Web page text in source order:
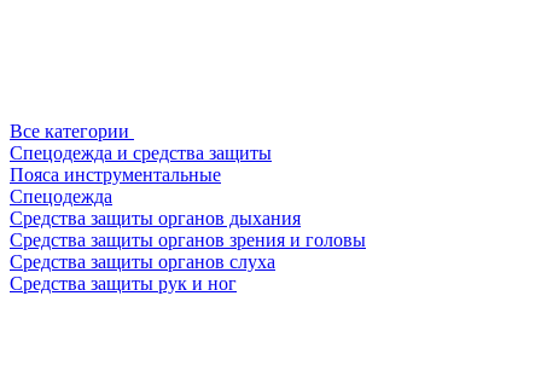
Все категории
Спецодежда и средства защиты
Пояса инструментальные
Спецодежда
Средства защиты органов дыхания
Средства защиты органов зрения и головы
Средства защиты органов слуха
Средства защиты рук и ног